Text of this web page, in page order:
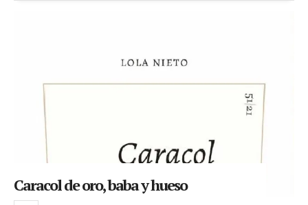
Caracol de oro, baba y hueso